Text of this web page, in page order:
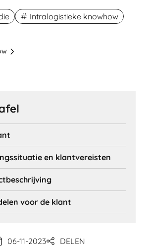
Intralogistieke knowhow
en klantvereisten
voor de klant
06-11-2023 DELEN